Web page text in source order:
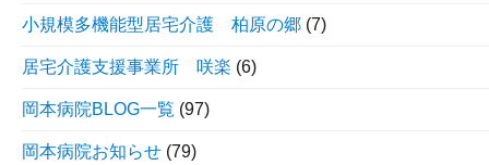
小規模多機能型居宅介護 柏原の郷 (7)
居宅介護支援事業所 咲楽 (6)
岡本病院BLOG一覧 (97)
岡本病院お知らせ (79)